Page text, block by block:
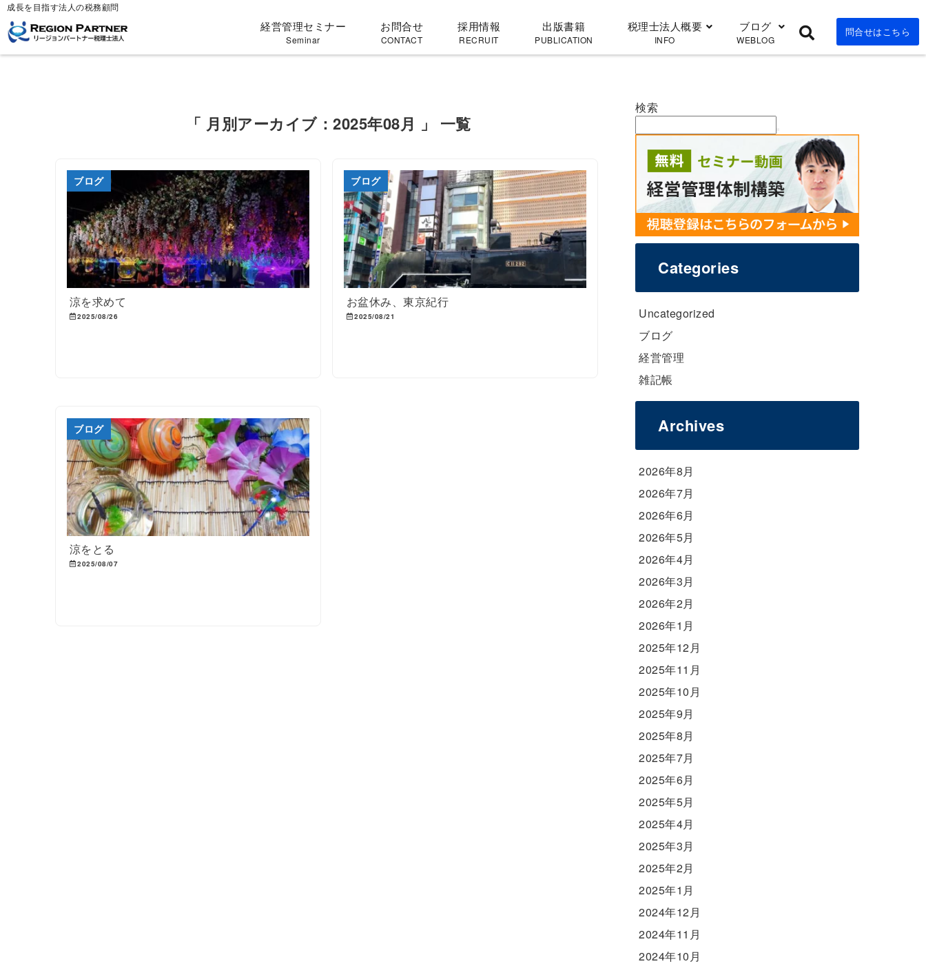
成長を目指す法人の税務顧問
経営管理セミナー
Seminar
お問合せ
CONTACT
採用情報
RECRUIT
出版書籍
PUBLICATION
税理士法人概要
INFO
ブログ
WEBLOG
問合せはこちら
「 月別アーカイブ：2025年08月 」 一覧
ブログ
涼を求めて
2025/08/26
ブログ
お盆休み、東京紀行
2025/08/21
ブログ
涼をとる
2025/08/07
検索
Categories
Uncategorized
ブログ
経営管理
雑記帳
Archives
2026年8月
2026年7月
2026年6月
2026年5月
2026年4月
2026年3月
2026年2月
2026年1月
2025年12月
2025年11月
2025年10月
2025年9月
2025年8月
2025年7月
2025年6月
2025年5月
2025年4月
2025年3月
2025年2月
2025年1月
2024年12月
2024年11月
2024年10月